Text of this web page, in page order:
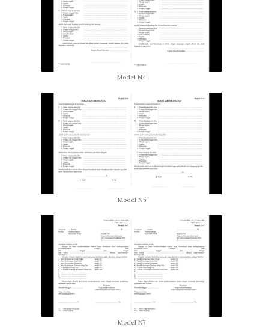
Model N4
Model N5
Model N7